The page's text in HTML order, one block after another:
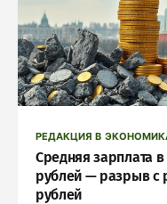
РЕДАКЦИЯ В
Средняя зарплата
рублей — разрыв с
рублей